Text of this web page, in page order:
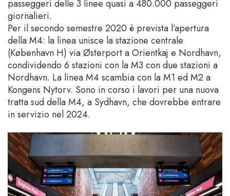
passeggeri delle 3 linee quasi a 480.000 passeggeri
giornalieri.
Per il secondo semestre 2020 è prevista l’apertura
della M4: la linea unisce la stazione centrale
(København H) via Østerport a Orientkaj e Nordhavn,
condividendo 6 stazioni con la M3 con due stazioni a
Nordhavn. La linea M4 scambia con la M1 ed M2 a
Kongens Nytorv. Sono in corso i lavori per una nuova
tratta sud della M4, a Sydhavn, che dovrebbe entrare
in servizio nel 2024.